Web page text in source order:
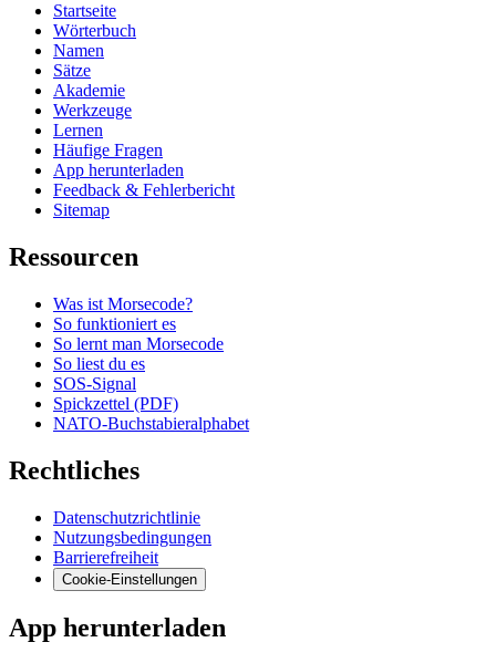
Startseite
Wörterbuch
Namen
Sätze
Akademie
Werkzeuge
Lernen
Häufige Fragen
App herunterladen
Feedback & Fehlerbericht
Sitemap
Ressourcen
Was ist Morsecode?
So funktioniert es
So lernt man Morsecode
So liest du es
SOS-Signal
Spickzettel (PDF)
NATO-Buchstabieralphabet
Rechtliches
Datenschutzrichtlinie
Nutzungsbedingungen
Barrierefreiheit
Cookie-Einstellungen
App herunterladen